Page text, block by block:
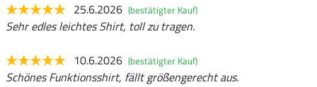
25.6.2026 (bestätigter Kauf)
Sehr edles leichtes Shirt, toll zu tragen.
10.6.2026 (bestätigter Kauf)
Schönes Funktionsshirt, fällt größengerecht aus.